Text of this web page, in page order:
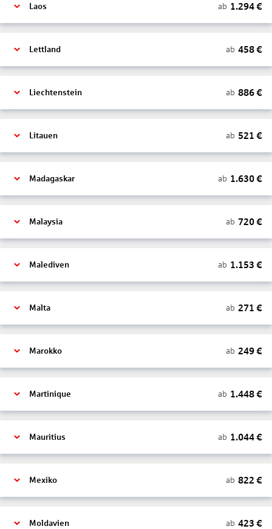
Laos ab 1.294€
Lettland ab 458€
Liechtenstein ab 886€
Litauen ab 521 €
Madagaskar ab 1.630€
Malaysia ab 720€
Malediven ab 1.153 €
Malta ab 271 €
Marokko ab 249€
Martinique ab 1.448€
Mauritius ab 1.044€
Mexiko ab 822 €
Moldavien ab 423 €